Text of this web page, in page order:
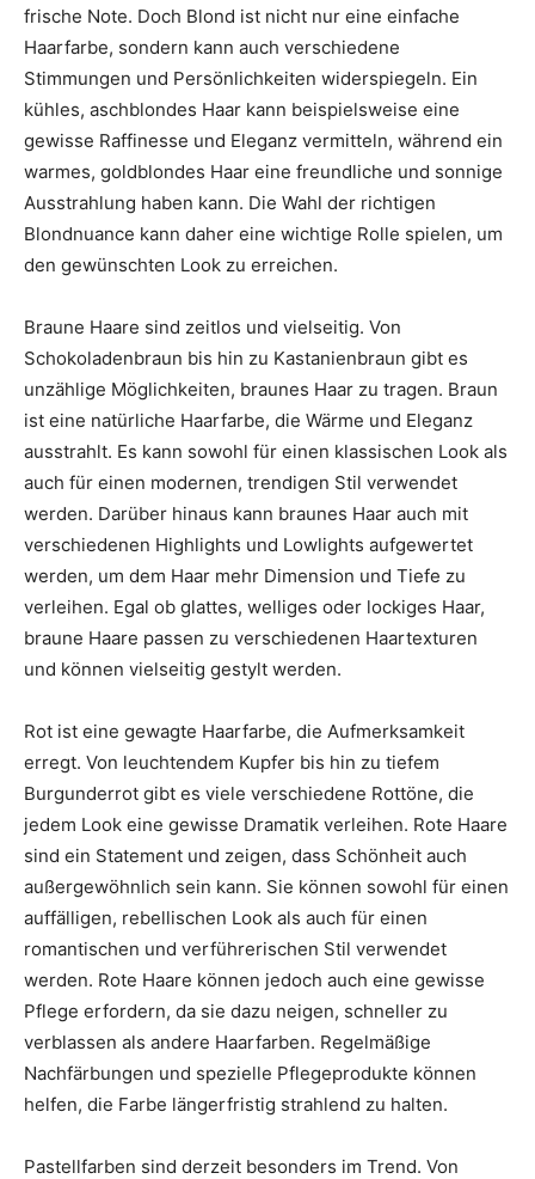
frische Note. Doch Blond ist nicht nur eine einfache
Haarfarbe, sondern kann auch verschiedene
Stimmungen und Persönlichkeiten widerspiegeln. Ein
kühles, aschblondes Haar kann beispielsweise eine
gewisse Raffinesse und Eleganz vermitteln, während ein
warmes, goldblondes Haar eine freundliche und sonnige
Ausstrahlung haben kann. Die Wahl der richtigen
Blondnuance kann daher eine wichtige Rolle spielen, um
den gewünschten Look zu erreichen.
Braune Haare sind zeitlos und vielseitig. Von
Schokoladenbraun bis hin zu Kastanienbraun gibt es
unzählige Möglichkeiten, braunes Haar zu tragen. Braun
ist eine natürliche Haarfarbe, die Wärme und Eleganz
ausstrahlt. Es kann sowohl für einen klassischen Look als
auch für einen modernen, trendigen Stil verwendet
werden. Darüber hinaus kann braunes Haar auch mit
verschiedenen Highlights und Lowlights aufgewertet
werden, um dem Haar mehr Dimension und Tiefe zu
verleihen. Egal ob glattes, welliges oder lockiges Haar,
braune Haare passen zu verschiedenen Haartexturen
und können vielseitig gestylt werden.
Rot ist eine gewagte Haarfarbe, die Aufmerksamkeit
erregt. Von leuchtendem Kupfer bis hin zu tiefem
Burgunderrot gibt es viele verschiedene Rottöne, die
jedem Look eine gewisse Dramatik verleihen. Rote Haare
sind ein Statement und zeigen, dass Schönheit auch
außergewöhnlich sein kann. Sie können sowohl für einen
auffälligen, rebellischen Look als auch für einen
romantischen und verführerischen Stil verwendet
werden. Rote Haare können jedoch auch eine gewisse
Pflege erfordern, da sie dazu neigen, schneller zu
verblassen als andere Haarfarben. Regelmäßige
Nachfärbungen und spezielle Pflegeprodukte können
helfen, die Farbe längerfristig strahlend zu halten.
Pastellfarben sind derzeit besonders im Trend. Von